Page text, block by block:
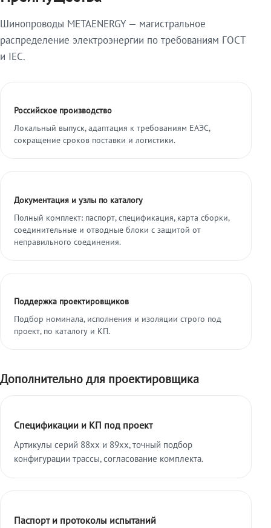
Шинопроводы METAENERGY — магистральное
распределение электроэнергии по требованиям ГОСТ
и IEC.
Российское производство
Локальный выпуск, адаптация к требованиям ЕАЭС,
сокращение сроков поставки и логистики.
Документация и узлы по каталогу
Полный комплект: паспорт, спецификация, карта сборки,
соединительные и отводные блоки с защитой от
неправильного соединения.
Поддержка проектировщиков
Подбор номинала, исполнения и изоляции строго под
проект, по каталогу и КП.
Дополнительно для проектировщика
Спецификации и КП под проект
Артикулы серий 88xx и 89xx, точный подбор
конфигурации трассы, согласование комплекта.
Паспорт и протоколы испытаний